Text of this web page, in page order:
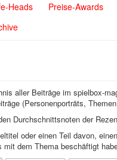
Heads Preise-Awards
aller Beiträge im spielbox-
(Personenporträts,
Durchschnittsnoten der
oder einen Teil davon,
dem Thema beschäftigt